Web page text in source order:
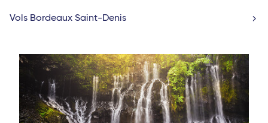
Vols Bordeaux Saint-Denis